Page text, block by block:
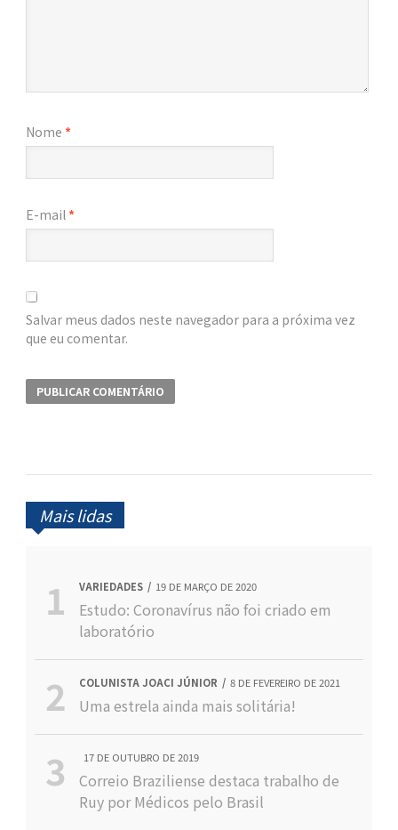
Nome *
E-mail *
Salvar meus dados neste navegador para a próxima vez
que eu comentar.
Mais lidas
VARIEDADES 19 DE MARÇO DE 2020
Estudo: Coronavírus não foi criado em
laboratório
COLUNISTA JOACI JÚNIOR 8 DE FEVEREIRO DE 2021
Uma estrela ainda mais solitária!
17 DE OUTUBRO DE 2019
Correio Braziliense destaca trabalho de
Ruy por Médicos pelo Brasil